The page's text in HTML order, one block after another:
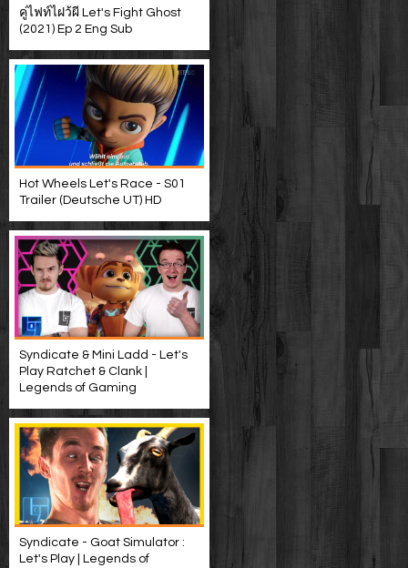
คู่ไฟท์ไฝว้ผี Let's Fight Ghost
(2021) Ep 2 Eng Sub
Hot Wheels Let's Race - S01
Trailer (Deutsche UT) HD
Syndicate & Mini Ladd - Let's
Play Ratchet & Clank |
Legends of Gaming
Syndicate - Goat Simulator :
Let's Play | Legends of